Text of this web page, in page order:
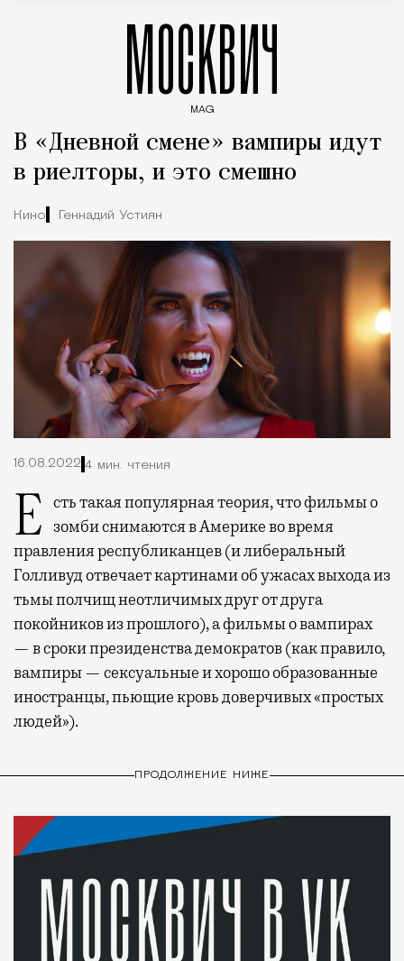
МОСКВИЧ
MAG
В «Дневной смене» вампиры идут
в риелторы, и это смешно
Кино Геннадий Устиян
16.08.2022 4 мин. чтения
Есть такая популярная теория, что фильмы о
зомби снимаются в Америке во время
правления республиканцев (и либеральный
Голливуд отвечает картинами об ужасах выхода из
тьмы полчищ неотличимых друг от друга
покойников из прошлого), а фильмы о вампирах
— в сроки президенства демократов (как правило,
вампиры — сексуальные и хорошо образованные
иностранцы, пьющие кровь доверчивых «простых
людей»).
ПРОДОЛЖЕНИЕ НИЖЕ